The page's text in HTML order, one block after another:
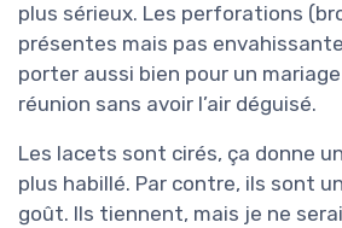
plus sérieux. Les perforations
présentes mais pas
porter aussi bien pour un
réunion sans avoir l’air déguisé.
Les lacets sont cirés, ça donne
plus habillé. Par contre, ils sont
goût. Ils tiennent, mais je ne